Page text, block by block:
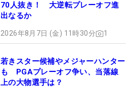
70人抜き！ 大逆転プレーオフ進
出なるか
2026年8月7日 (金) 11時30分 1
若きスター候補やメジャーハンター
も PGAプレーオフ争い、当落線
上の大物選手は？